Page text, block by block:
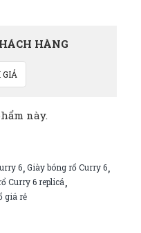
HÀNG
này.
6,Giày bóng rổ Curry 6,
Curry 6 replicá,
giá rẻ